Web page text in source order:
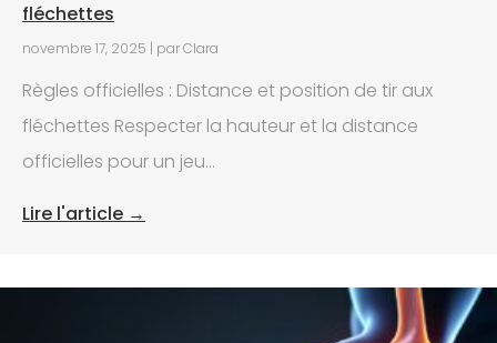
fléchettes
novembre 17, 2025 | par Clara
Règles officielles : Distance et position de tir aux
fléchettes Respecter la hauteur et la distance
officielles pour un jeu...
Lire l'article →